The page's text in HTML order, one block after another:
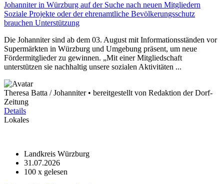
Johanniter in Würzburg auf der Suche nach neuen Mitgliedern
Soziale Projekte oder der ehrenamtliche Bevölkerungsschutz
brauchen Unterstützung
Die Johanniter sind ab dem 03. August mit Informationsständen vor
Supermärkten in Würzburg und Umgebung präsent, um neue
Fördermitglieder zu gewinnen. „Mit einer Mitgliedschaft
unterstützen sie nachhaltig unsere sozialen Aktivitäten ...
Theresa Batta / Johanniter • bereitgestellt von Redaktion der Dorf-
Zeitung
Details
Lokales
Landkreis Würzburg
31.07.2026
100 x gelesen